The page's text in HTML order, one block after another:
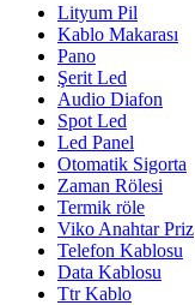
Lityum Pil
Kablo Makarası
Pano
Şerit Led
Audio Diafon
Spot Led
Led Panel
Otomatik Sigorta
Zaman Rölesi
Termik röle
Viko Anahtar Priz
Telefon Kablosu
Data Kablosu
Ttr Kablo